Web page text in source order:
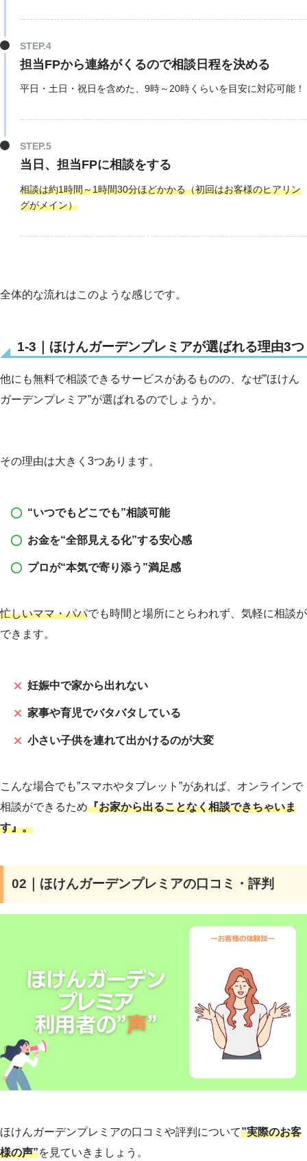
担当FPから連絡がくるので相談日程を決める
平日・土日・祝日を含めた、9時～20時くらいを目安に対応可能！
当日、担当FPに相談をする
相談は約1時間～1時間30分ほどかかる（初回はお客様のヒアリン
グがメイン）
全体的な流れはこのような感じです。
1-3｜ほけんガーデンプレミアが選ばれる理由3つ
他にも無料で相談できるサービスがあるものの、なぜ”ほけん
ガーデンプレミア”が選ばれるのでしょうか。
その理由は大きく3つあります。
“いつでもどこでも”相談可能
お金を“全部見える化”する安心感
プロが“本気で寄り添う”満足感
忙しいママ・パパでも時間と場所にとらわれず、気軽に相談が
できます。
妊娠中で家から出れない
家事や育児でバタバタしている
小さい子供を連れて出かけるのが大変
こんな場合でも”スマホやタブレット”があれば、オンラインで
相談ができるため『お家から出ることなく相談できちゃいま
す』。
02｜ほけんガーデンプレミアの口コミ・評判
ほけんガーデンプレミアの口コミや評判について”実際のお客
様の声”を見ていきましょう。